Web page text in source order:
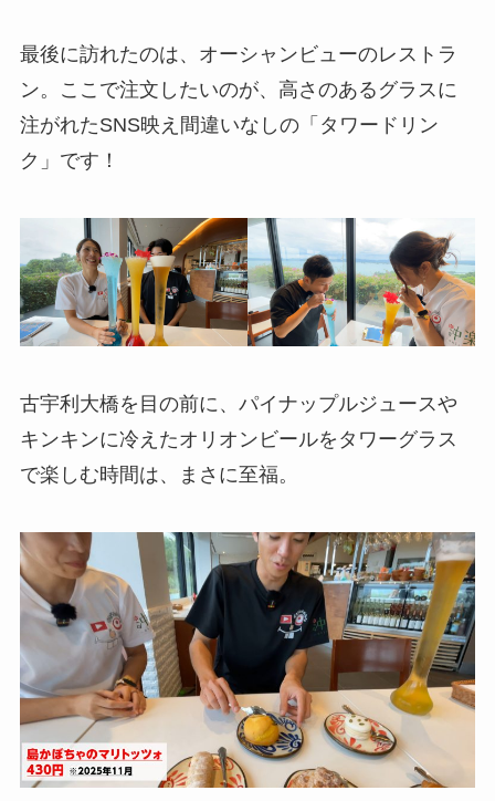
最後に訪れたのは、オーシャンビューのレストラ
ン。ここで注文したいのが、高さのあるグラスに
注がれたSNS映え間違いなしの「タワードリン
ク」です！
古宇利大橋を目の前に、パイナップルジュースや
キンキンに冷えたオリオンビールをタワーグラス
で楽しむ時間は、まさに至福。